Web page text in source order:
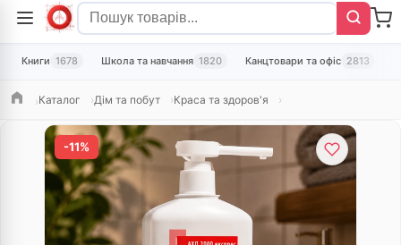
Книги 1678 Школа та навчання 1820 Канцтовари та офіс 2813
ГоловнаКаталог Дім та побут Краса та здоров'я
-11%